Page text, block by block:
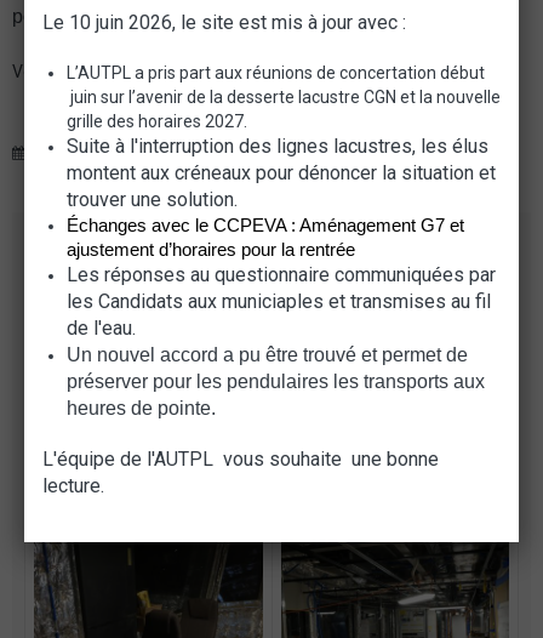
posez à ce sujet.
Vous êtes le èmevisiteur
Date de dernière mise à jour : mercredi, 29 juillet 2026
DERNIÈRES IMAGES
Le 10 juin 2026, le site est mis à jour avec :
L’AUTPL a pris part aux réunions de concertation début
juin sur l’avenir de la desserte lacustre CGN et la nouvelle
grille des horaires 2027.
Suite à l'interruption des lignes lacustres, les élus
montent aux créneaux pour dénoncer la situation et
trouver une solution.
Échanges avec le CCPEVA : Aménagement G7 et
ajustement d’horaires pour la rentrée
Les réponses au questionnaire communiquées par
les Candidats aux municiaples et transmises au fil
de l'eau.
Un nouvel accord a pu être trouvé et permet de
préserver pour les pendulaires les transports aux
heures de pointe.
L'équipe de l'AUTPL vous souhaite une bonne
lecture.